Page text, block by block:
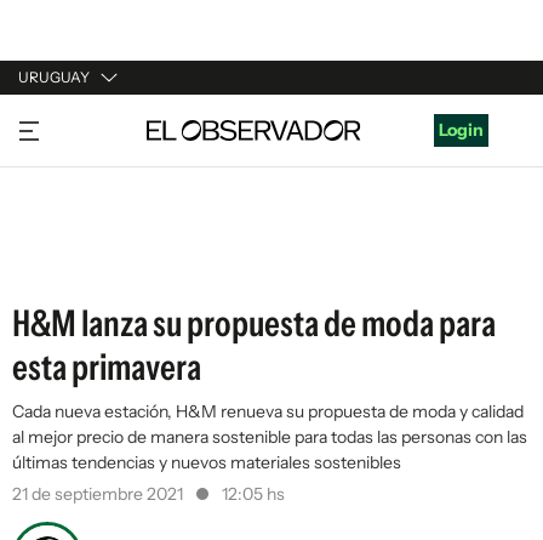
URUGUAY
URUGUAY
ARGENTINA
Login
H&M lanza su propuesta de moda para
esta primavera
Cada nueva estación, H&M renueva su propuesta de moda y calidad
al mejor precio de manera sostenible para todas las personas con las
últimas tendencias y nuevos materiales sostenibles
21 de septiembre 2021
12:05 hs